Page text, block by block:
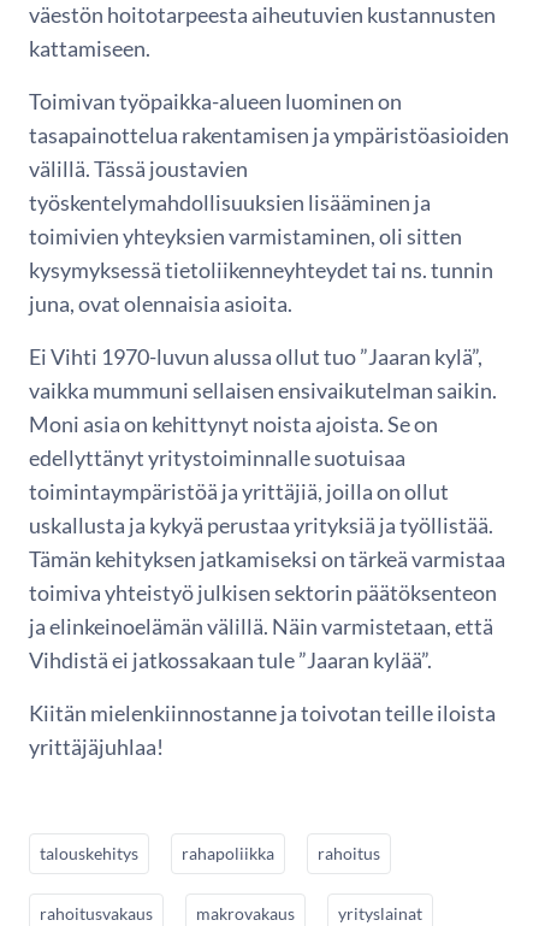
väestön hoitotarpeesta aiheutuvien kustannusten
kattamiseen.
Toimivan työpaikka-alueen luominen on
tasapainottelua rakentamisen ja ympäristöasioiden
välillä. Tässä joustavien
työskentelymahdollisuuksien lisääminen ja
toimivien yhteyksien varmistaminen, oli sitten
kysymyksessä tietoliikenneyhteydet tai ns. tunnin
juna, ovat olennaisia asioita.
Ei Vihti 1970-luvun alussa ollut tuo ”Jaaran kylä”,
vaikka mummuni sellaisen ensivaikutelman saikin.
Moni asia on kehittynyt noista ajoista. Se on
edellyttänyt yritystoiminnalle suotuisaa
toimintaympäristöä ja yrittäjiä, joilla on ollut
uskallusta ja kykyä perustaa yrityksiä ja työllistää.
Tämän kehityksen jatkamiseksi on tärkeä varmistaa
toimiva yhteistyö julkisen sektorin päätöksenteon
ja elinkeinoelämän välillä. Näin varmistetaan, että
Vihdistä ei jatkossakaan tule ”Jaaran kylää”.
Kiitän mielenkiinnostanne ja toivotan teille iloista
yrittäjäjuhlaa!
talouskehitys rahapoliikka rahoitus
rahoitusvakaus makrovakaus yrityslainat